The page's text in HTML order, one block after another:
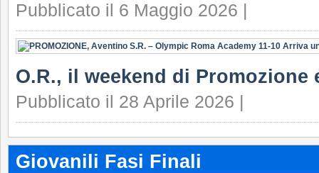
Pubblicato il 6 Maggio 2026 |
O.R., il weekend di Promozione
Pubblicato il 28 Aprile 2026 |
Giovanili Fasi Finali